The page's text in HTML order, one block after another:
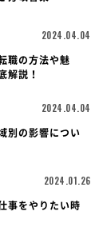
2024.04.04
職の方法や魅
解説！
2024.04.04
別の影響につい
2024.01.26
事をやりたい時